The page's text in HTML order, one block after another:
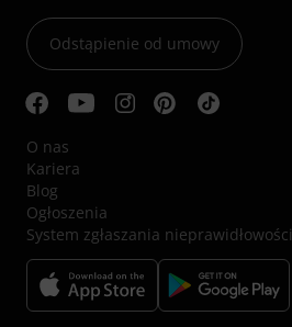
Odstąpienie od umowy
O nas
Kariera
Blog
Ogłoszenia
System zgłaszania nieprawidłowości